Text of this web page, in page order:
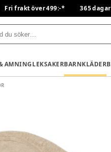
Fri frakt över 499:-* 365
AMNINGLEKSAKERBARNKLÄDER